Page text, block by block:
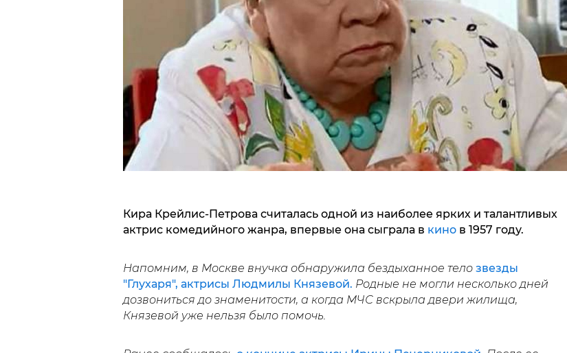
Кира Крейлис-Петрова считалась одной из наиболее ярких и талантливых
актрис комедийного жанра, впервые она сыграла в кинов 1957 году.
Напомним, в Москве внучка обнаружила бездыханное тело звезды
"Глухаря", актрисы Людмилы Князевой. Родные не могли несколько дней
дозвониться до знаменитости, а когда МЧС вскрыла двери жилища,
Князевой уже нельзя было помочь.